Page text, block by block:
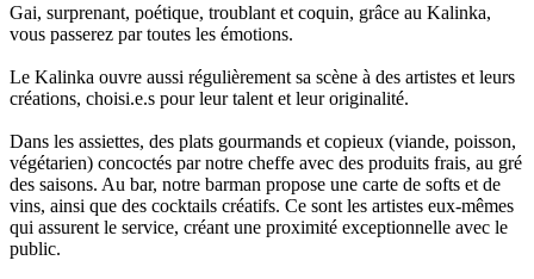
Gai, surprenant, poétique, troublant et coquin, grâce au Kalinka,
vous passerez par toutes les émotions.
Le Kalinka ouvre aussi régulièrement sa scène à des artistes et leurs
créations, choisi.e.s pour leur talent et leur originalité.
Dans les assiettes, des plats gourmands et copieux (viande, poisson,
végétarien) concoctés par notre cheffe avec des produits frais, au gré
des saisons. Au bar, notre barman propose une carte de softs et de
vins, ainsi que des cocktails créatifs. Ce sont les artistes eux-mêmes
qui assurent le service, créant une proximité exceptionnelle avec le
public.